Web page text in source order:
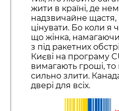
жити в країні, де
надзвичайне щастя,
цінувати. Бо коли я
що жінка,
з під ракетних
Києві на програму
вимагають гроші,
сильно злити.
двері для всіх.